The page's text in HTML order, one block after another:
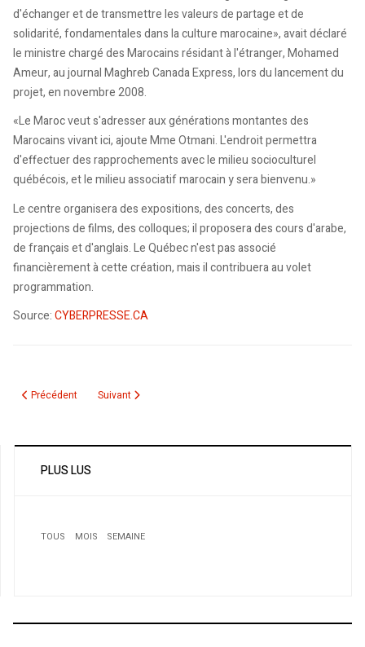
d'échanger et de transmettre les valeurs de partage et de
solidarité, fondamentales dans la culture marocaine», avait déclaré
le ministre chargé des Marocains résidant à l'étranger, Mohamed
Ameur, au journal Maghreb Canada Express, lors du lancement du
projet, en novembre 2008.
«Le Maroc veut s'adresser aux générations montantes des
Marocains vivant ici, ajoute Mme Otmani. L'endroit permettra
d'effectuer des rapprochements avec le milieu socioculturel
québécois, et le milieu associatif marocain y sera bienvenu.»
Le centre organisera des expositions, des concerts, des
projections de films, des colloques; il proposera des cours d'arabe,
de français et d'anglais. Le Québec n'est pas associé
financièrement à cette création, mais il contribuera au volet
programmation.
Source:CYBERPRESSE.CA
Article précédent : Exclusion de l'Egypte du salon du livre. Des
Précédent Article suivant : Décès de l'écrivain Tahar Ouettar
Suivant
PLUS LUS
TOUS MOIS SEMAINE